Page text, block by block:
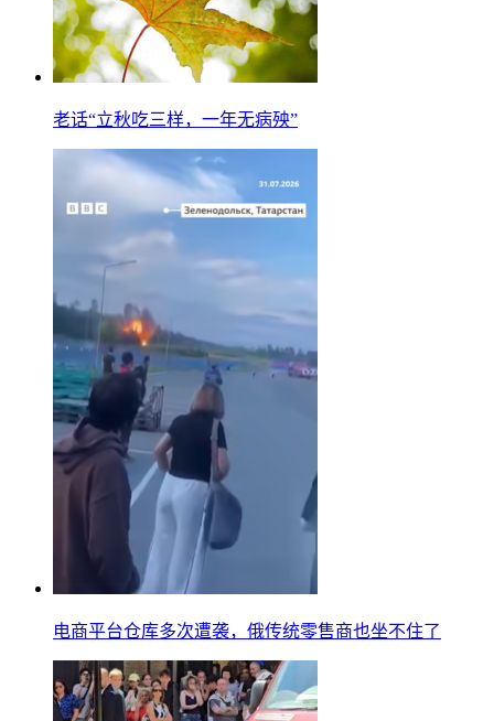
老话“立秋吃三样，一年无病殃”
电商平台仓库多次遭袭，俄传统零售商也坐不住了